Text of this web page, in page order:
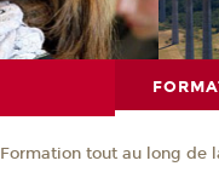
Formation tout au long de